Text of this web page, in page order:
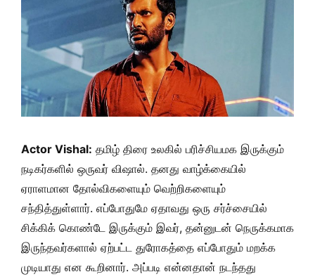
Actor Vishal: தமிழ் திரை உலகில் பரிச்சியமக இருக்கும்
நடிகர்களில் ஒருவர் விஷால். தனது வாழ்க்கையில்
ஏராளமான தோல்விகளையும் வெற்றிகளையும்
சந்தித்துள்ளார். எப்போதுமே ஏதாவது ஒரு சர்ச்சையில்
சிக்கிக் கொண்டே இருக்கும் இவர், தன்னுடன் நெருக்கமாக
இருந்தவர்களால் ஏற்பட்ட துரோகத்தை எப்போதும் மறக்க
முடியாது என கூறினார். அப்படி என்னதான் நடந்தது